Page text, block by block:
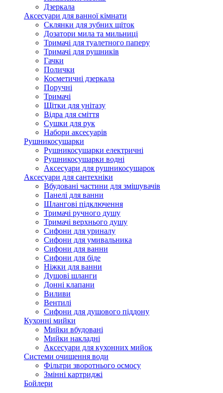
Дзеркала
Аксесуари для ванної кімнати
Склянки для зубних щіток
Дозатори мила та мильниці
Тримачі для туалетного паперу
Тримачі для рушників
Гачки
Полички
Косметичні дзеркала
Поручні
Тримачі
Щітки для унітазу
Відра для сміття
Сушки для рук
Набори аксесуарів
Рушникосушарки
Рушникосушарки електричні
Рушникосушарки водні
Аксесуари для рушникосушарок
Аксесуари для сантехніки
Вбудовані частини для змішувачів
Панелі для ванни
Шлангові підключення
Тримачі ручного душу
Тримачі верхнього душу
Сифони для уриналу
Сифони для умивальника
Сифони для ванни
Сифони для біде
Ніжки для ванни
Душові шланги
Донні клапани
Виливи
Вентилі
Сифони для душового піддону
Кухонні мийки
Мийки вбудовані
Мийки накладні
Аксесуари для кухонних мийок
Системи очищення води
Фільтри зворотнього осмосу
Змінні картриджі
Бойлери